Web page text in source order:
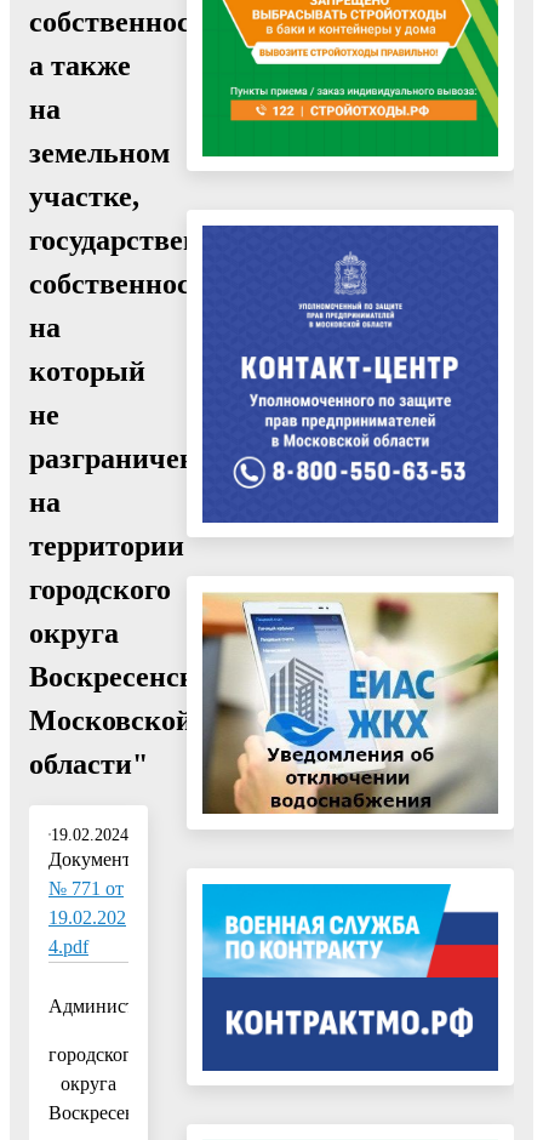
собственности,
а также
на
земельном
участке,
государственная
собственность
на
который
не
разграничена,
на
территории
городского
округа
Воскресенск
Московской
области"
19.02.2024
Документ:
№ 771 от
19.02.202
4.pdf
Администрация
городского
округа
Воскресенск